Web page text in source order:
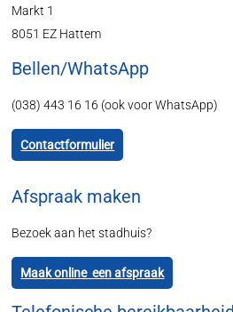
Markt 1
8051 EZ Hattem
Bellen/WhatsApp
(038) 443 16 16 (ook voor WhatsApp)
Contactformulier
Afspraak maken
Bezoek aan het stadhuis?
Maak online een afspraak